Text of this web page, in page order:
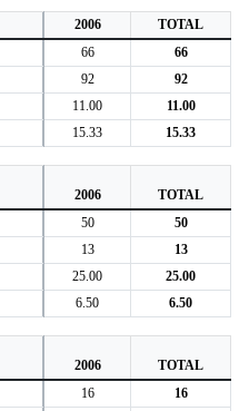
2006
TOTAL
66
66
92
92
11.00
11.00
15.33 15.33
2006
TOTAL
50
50
13
13
25.00
25.00
6.50 6.50
2006
TOTAL
16
16